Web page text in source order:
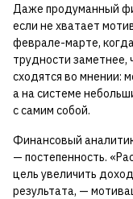
Даже продуманный
если не хватает
феврале-марте,
трудности заметнее,
сходятся во мнении:
а на системе
с самим собой.
Финансовый
— постепенность.
цель увеличить
результата, —